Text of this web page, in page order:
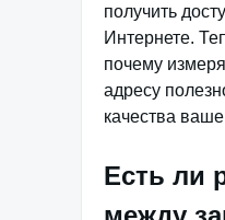
получить
Интернете.
почему
адресу
качества
Есть ли